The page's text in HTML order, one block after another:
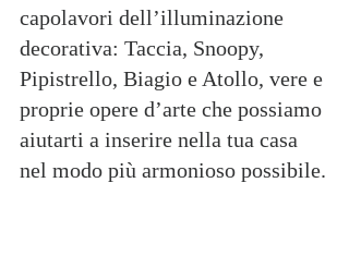
capolavori dell’illuminazione
decorativa: Taccia, Snoopy,
Pipistrello, Biagio e Atollo, vere e
proprie opere d’arte che possiamo
aiutarti a inserire nella tua casa
nel modo più armonioso possibile.